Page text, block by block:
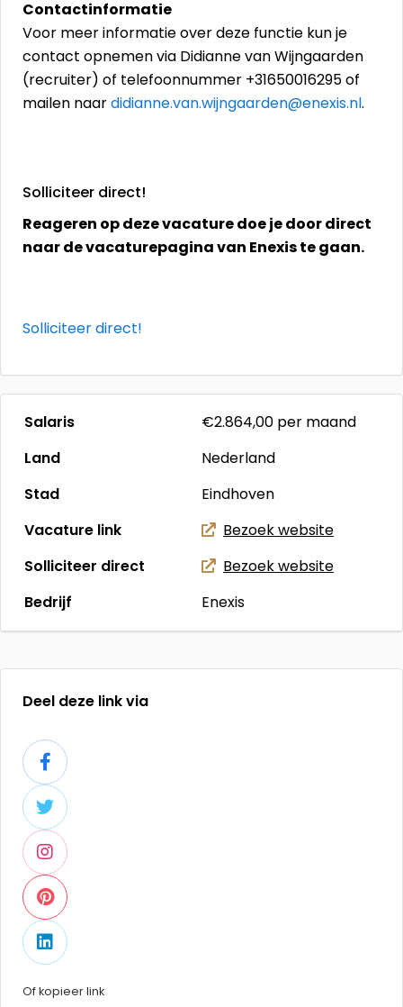
Contactinformatie
Voor meer informatie over deze functie kun je
contact opnemen via Didianne van Wijngaarden
(recruiter) of telefoonnummer +31650016295 of
mailen naardidianne.van.wijngaarden@enexis.nl.
Solliciteer direct!
Reageren op deze vacature doe je door direct
naar de vacaturepagina van Enexis te gaan.
Solliciteer direct!
Salaris €2.864,00 per maand
Land
Nederland
Stad
Eindhoven
Vacature link
Bezoek website
Solliciteer direct
Bezoek website
Bedrijf
Enexis
Deel deze link via
Of kopieer link